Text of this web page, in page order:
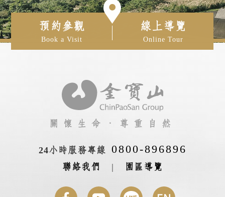
預約參觀
Book a Visit
線上導覽
Online Tour
關懷生命‧尊重自然
24小時服務專線 0800-896896
聯絡我們 | 園區導覽